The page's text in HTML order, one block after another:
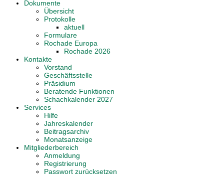
Dokumente
Übersicht
Protokolle
aktuell
Formulare
Rochade Europa
Rochade 2026
Kontakte
Vorstand
Geschäftsstelle
Präsidium
Beratende Funktionen
Schachkalender 2027
Services
Hilfe
Jahreskalender
Beitragsarchiv
Monatsanzeige
Mitgliederbereich
Anmeldung
Registrierung
Passwort zurücksetzen